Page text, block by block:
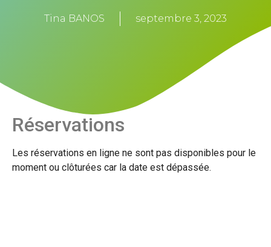
Tina BANOS septembre 3, 2023
Réservations
Les réservations en ligne ne sont pas disponibles pour le
moment ou clôturées car la date est dépassée.